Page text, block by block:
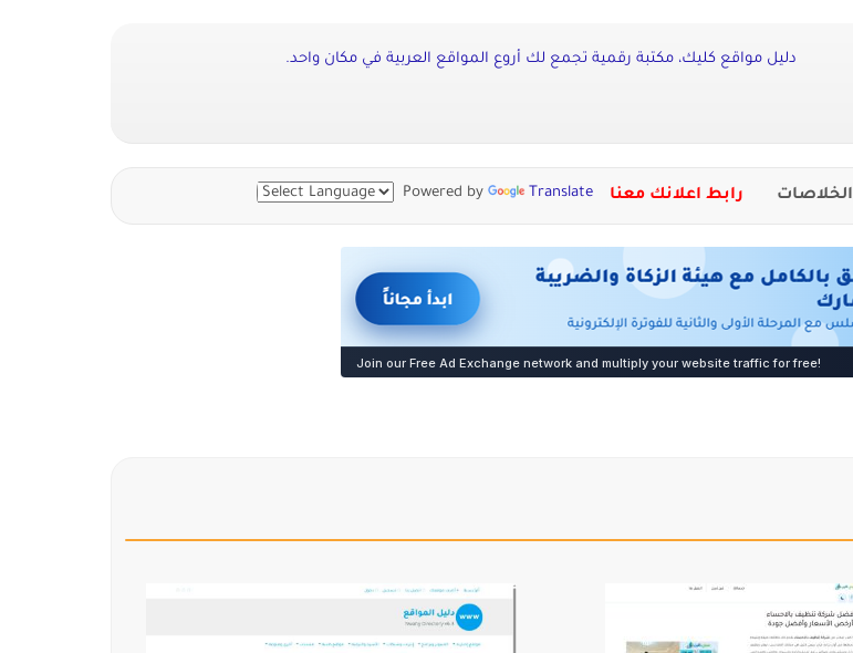
دليل مواقع كليك، مكتبة رقمية تجمع لك أروع المواقع العربية في مكان واحد.
الخلاصات رابط اعلانك معنا Powered by Translate